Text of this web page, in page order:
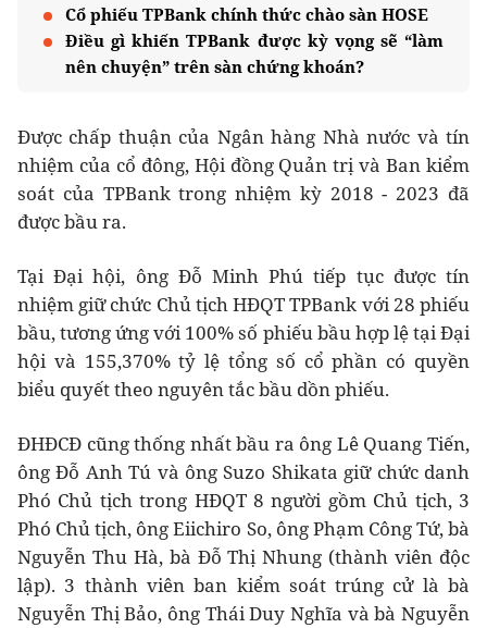
Cổ phiếu TPBank chính thức chào sàn HOSE
Điều gì khiến TPBank được kỳ vọng sẽ “làm
nên chuyện” trên sàn chứng khoán?
Được chấp thuận của Ngân hàng Nhà nước và tín
nhiệm của cổ đông, Hội đồng Quản trị và Ban kiểm
soát của TPBank trong nhiệm kỳ 2018 - 2023 đã
được bầu ra.
Tại Đại hội, ông Đỗ Minh Phú tiếp tục được tín
nhiệm giữ chức Chủ tịch HĐQT TPBank với 28 phiếu
bầu, tương ứng với 100% số phiếu bầu hợp lệ tại Đại
hội và 155,370% tỷ lệ tổng số cổ phần có quyền
biểu quyết theo nguyên tắc bầu dồn phiếu.
ĐHĐCĐ cũng thống nhất bầu ra ông Lê Quang Tiến,
ông Đỗ Anh Tú và ông Suzo Shikata giữ chức danh
Phó Chủ tịch trong HĐQT 8 người gồm Chủ tịch, 3
Phó Chủ tịch, ông Eiichiro So, ông Phạm Công Tứ, bà
Nguyễn Thu Hà, bà Đỗ Thị Nhung (thành viên độc
lập). 3 thành viên ban kiểm soát trúng cử là bà
Nguyễn Thị Bảo, ông Thái Duy Nghĩa và bà Nguyễn